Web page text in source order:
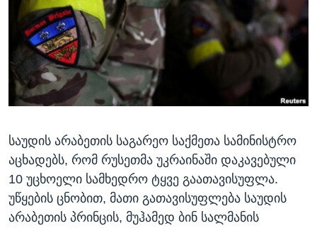
ᲡᲢᲣᲓᲘᲐ ᲕᲐᲨᲘᲜᲒᲢᲝᲜᲘ
ᲔᲙᲝᲜᲝᲛᲘᲙᲐ
ᲯᲐᲜᲛᲠᲗᲔᲚᲝᲑᲐ
ᲛᲔᲪᲜᲘᲔᲠᲔᲑᲐ
ᲘᲜᲢᲔᲠᲕᲘᲣ
ᲒᲐᲚᲘᲚᲔᲝ
ᲓᲔᲖᲘᲜᲤᲝᲠᲛᲐᲪᲘᲐ
Learning English
ᲗᲕᲐᲚᲘ ᲒᲕᲐᲓᲔᲕᲜᲔᲗ
საუდის არაბეთის საგარეო საქმეთა სამინისტრო
აცხადებს, რომ რუსეთმა უკრაინაში დაკავებული
10 უცხოელი სამხედრო ტყვე გაათავისუფლა.
უწყების ცნობით, მათი გათავისუფლება საუდის
არაბეთის პრინცის, მუჰამედ ბინ სალმანის